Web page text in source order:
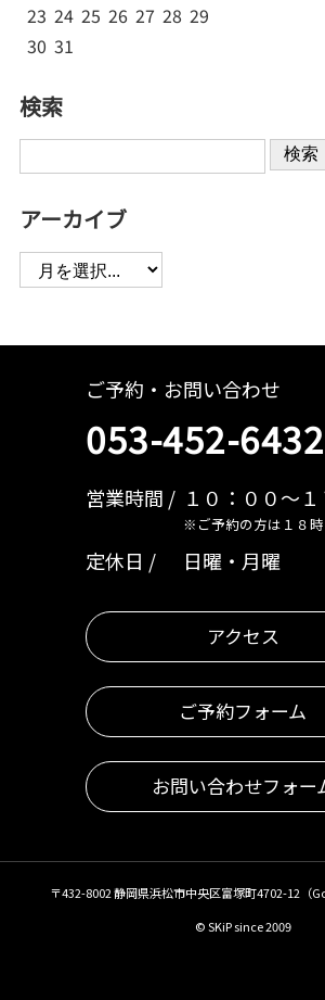
23 24 25 26 27 28 29
30 31
検索
検索
アーカイブ
ご予約・お問い合わせ
053-452-6432
営業時間 １０：００～１
※ご予約の方は１８
定休日 日曜・月曜
アクセス
ご予約フォーム
お問い合わせフォー
〒432-8002 静岡県浜松市中央区富塚町4702-12（
© SKiP since 2009